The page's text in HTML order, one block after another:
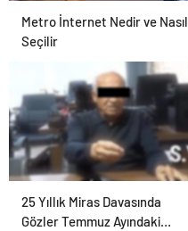
Metro İnternet Nedir ve Nasıl
Seçilir
25 Yıllık Miras Davasında
Gözler Temmuz Ayındaki